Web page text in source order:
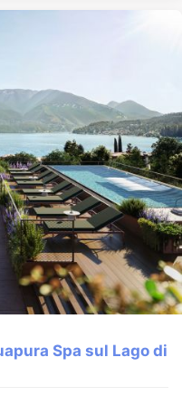
Spa sul Lago di